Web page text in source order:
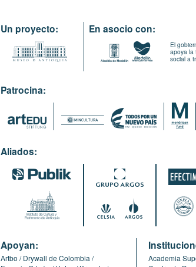
Un proyecto: En asocio con:
El
apoya la
social a
Patrocina:
Aliados:
Apoyan:
Artbo
Drywall de Colombia
Academia